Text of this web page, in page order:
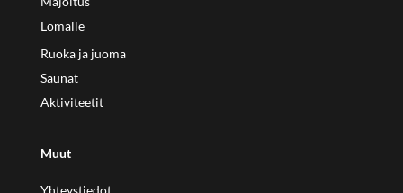
Lomalle
Ruoka ja juoma
Saunat
Aktiviteetit
Muut
Yhteystiedot